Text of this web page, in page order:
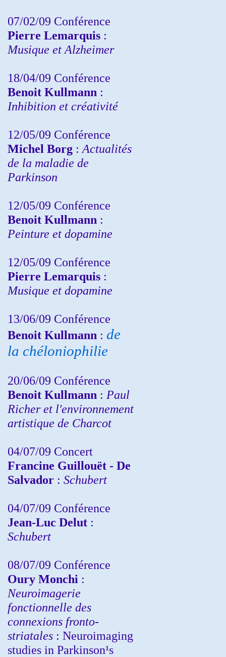
07/02/09 Conférence
Pierre Lemarquis :
Musique et Alzheimer
18/04/09 Conférence
Benoit Kullmann :
Inhibition et créativité
12/05/09 Conférence
Michel Borg : Actualités
de la maladie de
Parkinson
12/05/09 Conférence
Benoit Kullmann :
Peinture et dopamine
12/05/09 Conférence
Pierre Lemarquis :
Musique et dopamine
13/06/09 Conférence
Benoit Kullmann : de
la chéloniophilie
20/06/09 Conférence
Benoit Kullmann : Paul
Richer et l'environnement
artistique de Charcot
04/07/09 Concert
Francine Guillouët - De
Salvador : Schubert
04/07/09 Conférence
Jean-Luc Delut :
Schubert
08/07/09 Conférence
Oury Monchi :
Neuroimagerie
fonctionnelle des
connexions fronto-
striatales : Neuroimaging
studies in Parkinson¹s